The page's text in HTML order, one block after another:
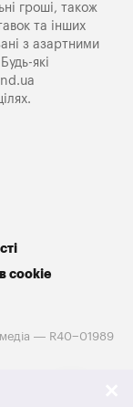
гроші, також
та інших
з азартними
які
cookie
медіа — R40−01989